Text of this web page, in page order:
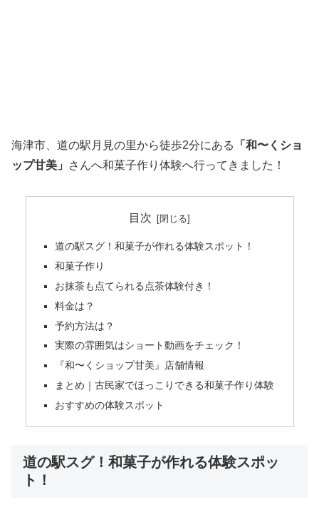
海津市、道の駅月見の里から徒歩2分にある
「和〜くショ
ップ甘美」
さんへ和菓子作り体験へ行ってきました！
目次
道の駅スグ！和菓子が作れる体験スポット！
和菓子作り
お抹茶も点てられる点茶体験付き！
料金は？
予約方法は？
実際の雰囲気はショート動画をチェック！
『和〜くショップ甘美』店舗情報
まとめ｜古民家でほっこりできる和菓子作り体験
おすすめの体験スポット
道の駅スグ！和菓子が作れる体験スポッ
ト！